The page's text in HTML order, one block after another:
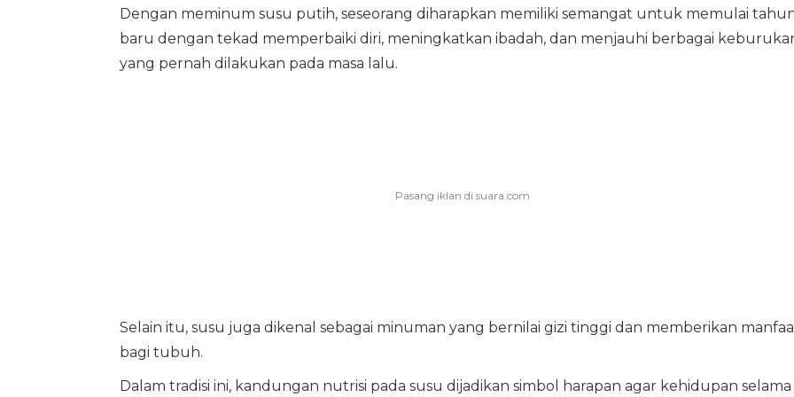
Dengan meminum susu putih, seseorang diharapkan memiliki semangat untuk memulai
baru dengan tekad memperbaiki diri, meningkatkan ibadah, dan menjauhi berbagai
yang pernah dilakukan pada masa lalu.
Selain itu, susu juga dikenal sebagai minuman yang bernilai gizi tinggi dan memberikan
bagi tubuh.
Dalam tradisi ini, kandungan nutrisi pada susu dijadikan simbol harapan agar kehidupan selama